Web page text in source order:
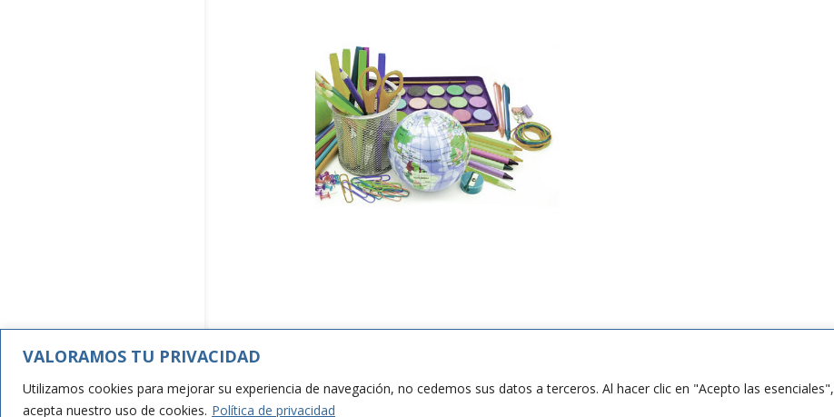
VALORAMOS TU PRIVACIDAD
Utilizamos cookies para mejorar su experiencia de navegación, no cedemos sus datos a terceros. Al hacer clic en "Acepto las esenciales",
acepta nuestro uso de cookies. Política de privacidadcreado por NIKOBOX.net para ©Hagamos Sonreír / Façamos Sorrir 2024.